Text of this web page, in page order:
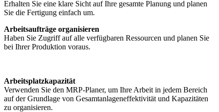
Erhalten Sie eine klare Sicht auf Ihre gesamte Planung und planen
Sie die Fertigung einfach um.
Arbeitsaufträge organisieren
Haben Sie Zugriff auf alle verfügbaren Ressourcen und planen Sie
bei Ihrer Produktion voraus.
Arbeitsplatzkapazität
Verwenden Sie den MRP-Planer, um Ihre Arbeit in jedem Bereich
auf der Grundlage von Gesamtanlageneffektivität und Kapazitäten
zu organisieren.